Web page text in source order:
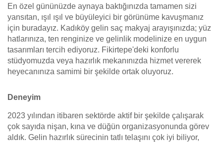
En özel gününüzde aynaya baktığınızda tamamen sizi
yansıtan, ışıl ışıl ve büyüleyici bir görünüme kavuşmanız
için buradayız. Kadıköy gelin saç makyaj arayışınızda; yüz
hatlarınıza, ten renginize ve gelinlik modelinize en uygun
tasarımları tercih ediyoruz. Fikirtepe'deki konforlu
stüdyomuzda veya hazırlık mekanınızda hizmet vererek
heyecanınıza samimi bir şekilde ortak oluyoruz.
Deneyim
2023 yılından itibaren sektörde aktif bir şekilde çalışarak
çok sayıda nişan, kına ve düğün organizasyonunda görev
aldık. Gelin hazırlık sürecinin tatlı telaşını çok iyi biliyor,